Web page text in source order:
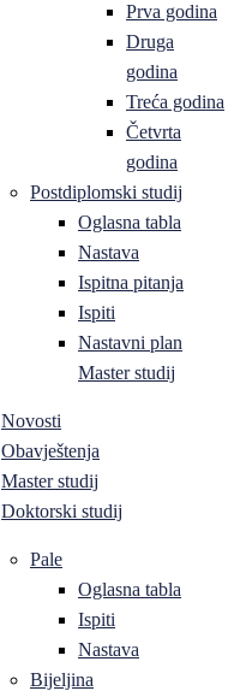
Prva godina
Druga
godina
Treća godina
Četvrta
godina
Postdiplomski studij
Oglasna tabla
Nastava
Ispitna pitanja
Ispiti
Nastavni plan
Master studij
Novosti
Obavještenja
Master studij
Doktorski studij
Pale
Oglasna tabla
Ispiti
Nastava
Bijeljina